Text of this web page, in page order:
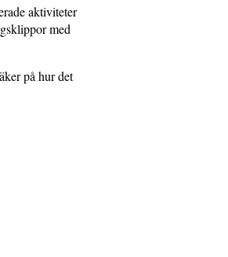
aktiviteter
med
på hur det